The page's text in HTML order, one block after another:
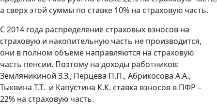
а сверх этой суммы по ставке 10% на страховую часть.
С 2014 года распределение страховых взносов на
страховую и накопительную часть не производится,
они в полном объеме направляются на страховую
часть пенсии. Поэтому на доходы работников:
Земляникиной З.З., Перцева П.П., Абрикосова А.А.,
Тыквина Т.Т. и Капустина К.К. ставка взносов в ПФР –
22% на страховую часть.